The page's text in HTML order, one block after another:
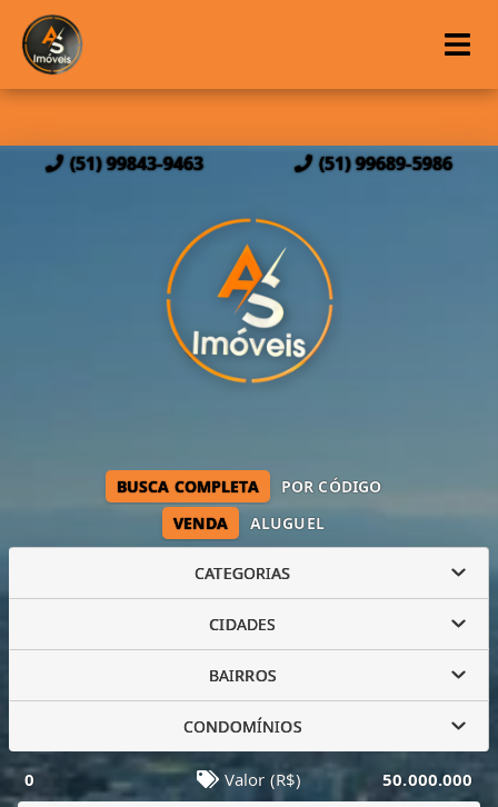
(51) 99843-9463 (51) 99689-5986
VENDA ALUGUEL
BUSCA COMPLETA POR CÓDIGO
CATEGORIAS
CIDADES
BAIRROS
CONDOMÍNIOS
0 Valor (R$) 50.000.000